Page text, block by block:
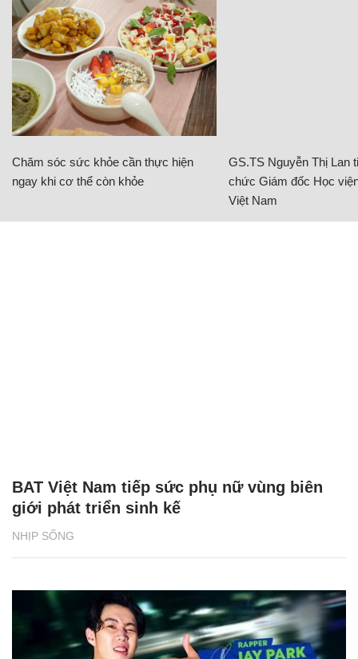
Chăm sóc sức khỏe cần thực hiện
ngay khi cơ thể còn khỏe
GS.TS Nguyễn Thị Lan
chức Giám đốc Học
Việt Nam
NHỊP SỐNG
BAT Việt Nam tiếp sức phụ nữ vùng biên
giới phát triển sinh kế